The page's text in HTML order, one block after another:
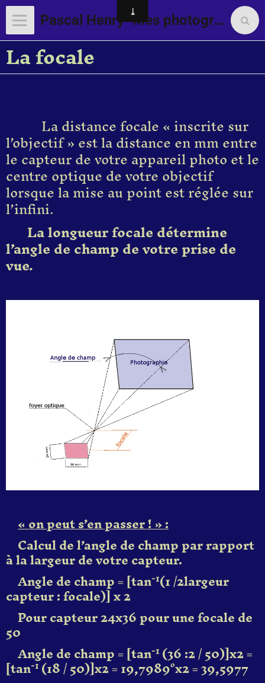
Pascal Henry "Mes photographies"
La focale
La distance focale « inscrite sur
l’objectif » est la distance en mm entre
le capteur de votre appareil photo et le
centre optique de votre objectif
lorsque la mise au point est réglée sur
l’infini.
La longueur focale détermine
l’angle de champ de votre prise de
vue.
« on peut s’en passer!» :
Calcul de l’angle de champpar rapport
à la largeur de votre capteur.
Angle de champ=[tan-1(1 /2largeur
capteur : focale)] x 2
Pour capteur 24x36 pour une focale de
50
Angle de champ = [tan-1(36 :2 / 50)]x2 =
[tan-1(18 / 50)]x2 = 19,7989°x2 =39,5977